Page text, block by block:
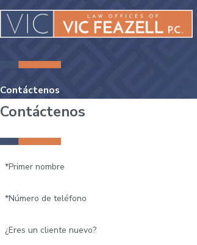
Contáctenos
Contáctenos
*Primer nombre
*Número de teléfono
¿Eres un cliente nuevo?